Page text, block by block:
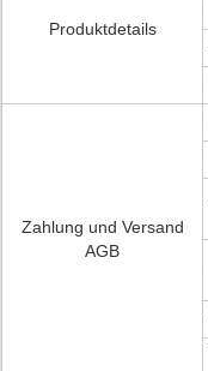
Produktdetails
Zahlung und Versand
AGB